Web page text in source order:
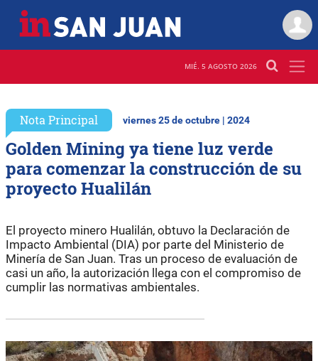
MIÉ. 5 AGOSTO 2026
Nota Principal viernes 25 de octubre | 2024
Golden Mining ya tiene luz verde
para comenzar la construcción de su
proyecto Hualilán
El proyecto minero Hualilán, obtuvo la Declaración de
Impacto Ambiental (DIA) por parte del Ministerio de
Minería de San Juan. Tras un proceso de evaluación de
casi un año, la autorización llega con el compromiso de
cumplir las normativas ambientales.